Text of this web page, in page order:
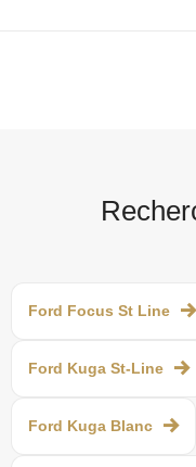
Ford Focus St Line
Ford Kuga St-Line
Ford Kuga Blanc